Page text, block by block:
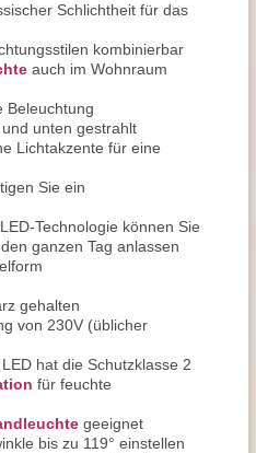
Schlichtheit für das
kombinierbar
auch im Wohnraum
Beleuchtung
unten gestrahlt
Lichtakzente für eine
Sie ein
Technologie können Sie
ganzen Tag anlassen
gehalten
von 230V (üblicher
hat die Schutzklasse 2
für feuchte
geeignet
bis zu 119° einstellen